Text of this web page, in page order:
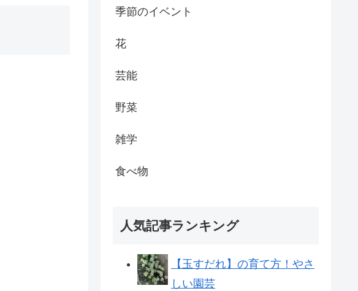
季節のイベント
花
芸能
野菜
雑学
食べ物
人気記事ランキング
【玉すだれ】の育て方！やさ
しい園芸